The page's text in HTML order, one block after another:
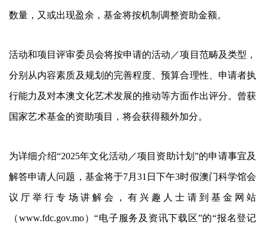
数量，又或出现盈余，基金将按机制调整资助金额。
活动和项目评审委员会将按申请的活动／项目范畴及类型，
分别从内容素质及规划的完善程度、预算合理性、申请者执
行能力及对本澳文化艺术发展的推动等方面作出评分。曾获
国家艺术基金的资助项目，将会获得额外加分。
为详细介绍“2025年文化活动／项目资助计划”的申请事宜及
解答申请人问题，基金将于7月31日下午3时假澳门科学馆会
议厅举行专场讲解会，有兴趣人士请到基金网站
（www.fdc.gov.mo）“电子服务及资讯下载区”的“报名登记